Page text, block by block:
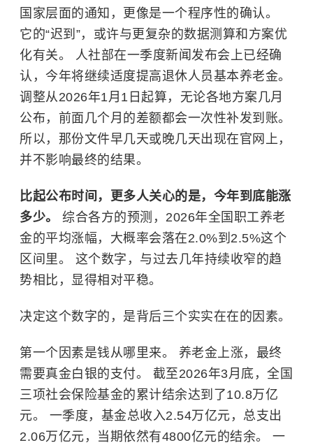
国家层面的通知，更像是一个程序性的确认。
它的“迟到”，或许与更复杂的数据测算和方案优
化有关。 人社部在一季度新闻发布会上已经确
认，今年将继续适度提高退休人员基本养老金。
调整从2026年1月1日起算，无论各地方案几月
公布，前面几个月的差额都会一次性补发到账。
所以，那份文件早几天或晚几天出现在官网上，
并不影响最终的结果。
比起公布时间，更多人关心的是，今年到底能涨
多少。 综合各方的预测，2026年全国职工养老
金的平均涨幅，大概率会落在2.0%到2.5%这个
区间里。 这个数字，与过去几年持续收窄的趋
势相比，显得相对平稳。
决定这个数字的，是背后三个实实在在的因素。
第一个因素是钱从哪里来。 养老金上涨，最终
需要真金白银的支付。 截至2026年3月底，全国
三项社会保险基金的累计结余达到了10.8万亿
元。 一季度，基金总收入2.54万亿元，总支出
2.06万亿元，当期依然有4800亿元的结余。 一